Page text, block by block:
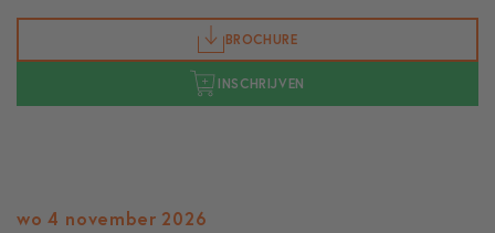
BROCHURE
INSCHRIJVEN
wo 4 november 2026